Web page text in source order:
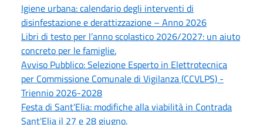
Igiene urbana: calendario degli interventi di
disinfestazione e derattizzazione – Anno 2026
Libri di testo per l’anno scolastico 2026/2027: un aiuto
concreto per le famiglie.
Avviso Pubblico: Selezione Esperto in Elettrotecnica
per Commissione Comunale di Vigilanza (CCVLPS) -
Triennio 2026-2028
Festa di Sant'Elia: modifiche alla viabilità in Contrada
Sant'Elia il 27 e 28 giugno.